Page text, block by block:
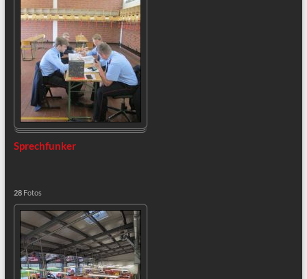
Sprechfunker
28Fotos